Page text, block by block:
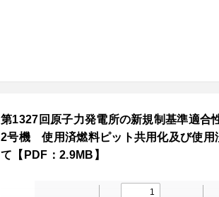
第1327回原子力発電所の新規制基準適合
2号機 使用済燃料ピット共用化及び使用
て【PDF：2.9MB】